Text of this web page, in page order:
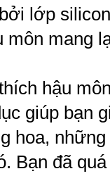
lớp
môn mang
hậu
giúp bạn
hoa,
Bạn đã